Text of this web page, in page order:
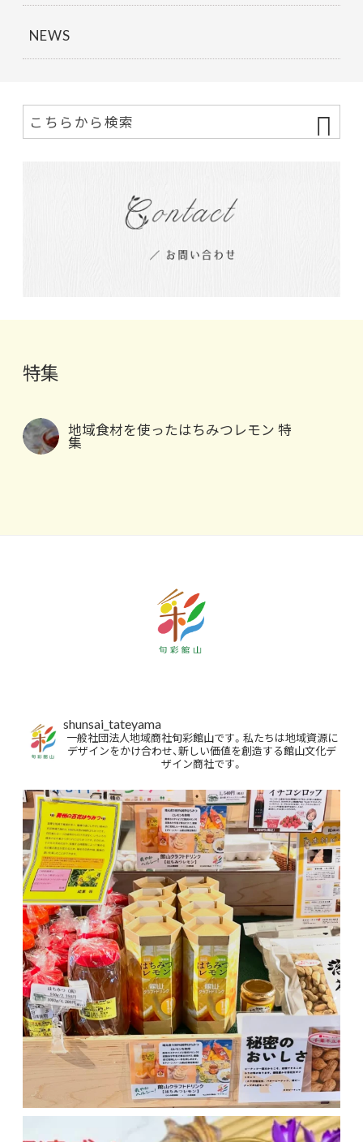
NEWS
特集
地域食材を使ったはちみつレモン 特
集
shunsai_tateyama
一般社団法人地域商社旬彩館山です。私たちは地域資源に
デザインをかけ合わせ、新しい価値を創造する館山文化デ
ザイン商社です。